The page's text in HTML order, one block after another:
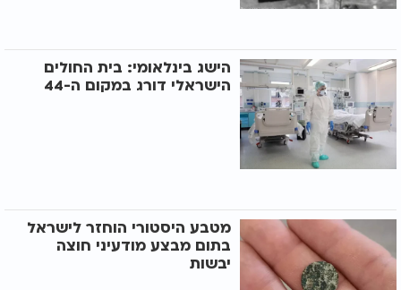
הישג בינלאומי: בית החולים
הישראלי דורג במקום ה-44
מטבע היסטורי הוחזר לישראל
בתום מבצע מודעיני חוצה
יבשות